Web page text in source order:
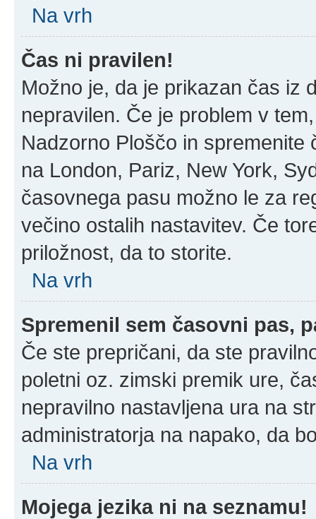
Na vrh
Čas ni pravilen!
Možno je, da je prikazan čas iz
nepravilen. Če je problem v
Nadzorno Ploščo in
na London, Pariz, New York,
časovnega pasu možno le za
večino ostalih nastavitev. Če
priložnost, da to storite.
Na vrh
Spremenil sem časovni pas,
Če ste prepričani, da ste
poletni oz. zimski premik ure,
nepravilno nastavljena ura na
administratorja na napako, da
Na vrh
Mojega jezika ni na seznamu!